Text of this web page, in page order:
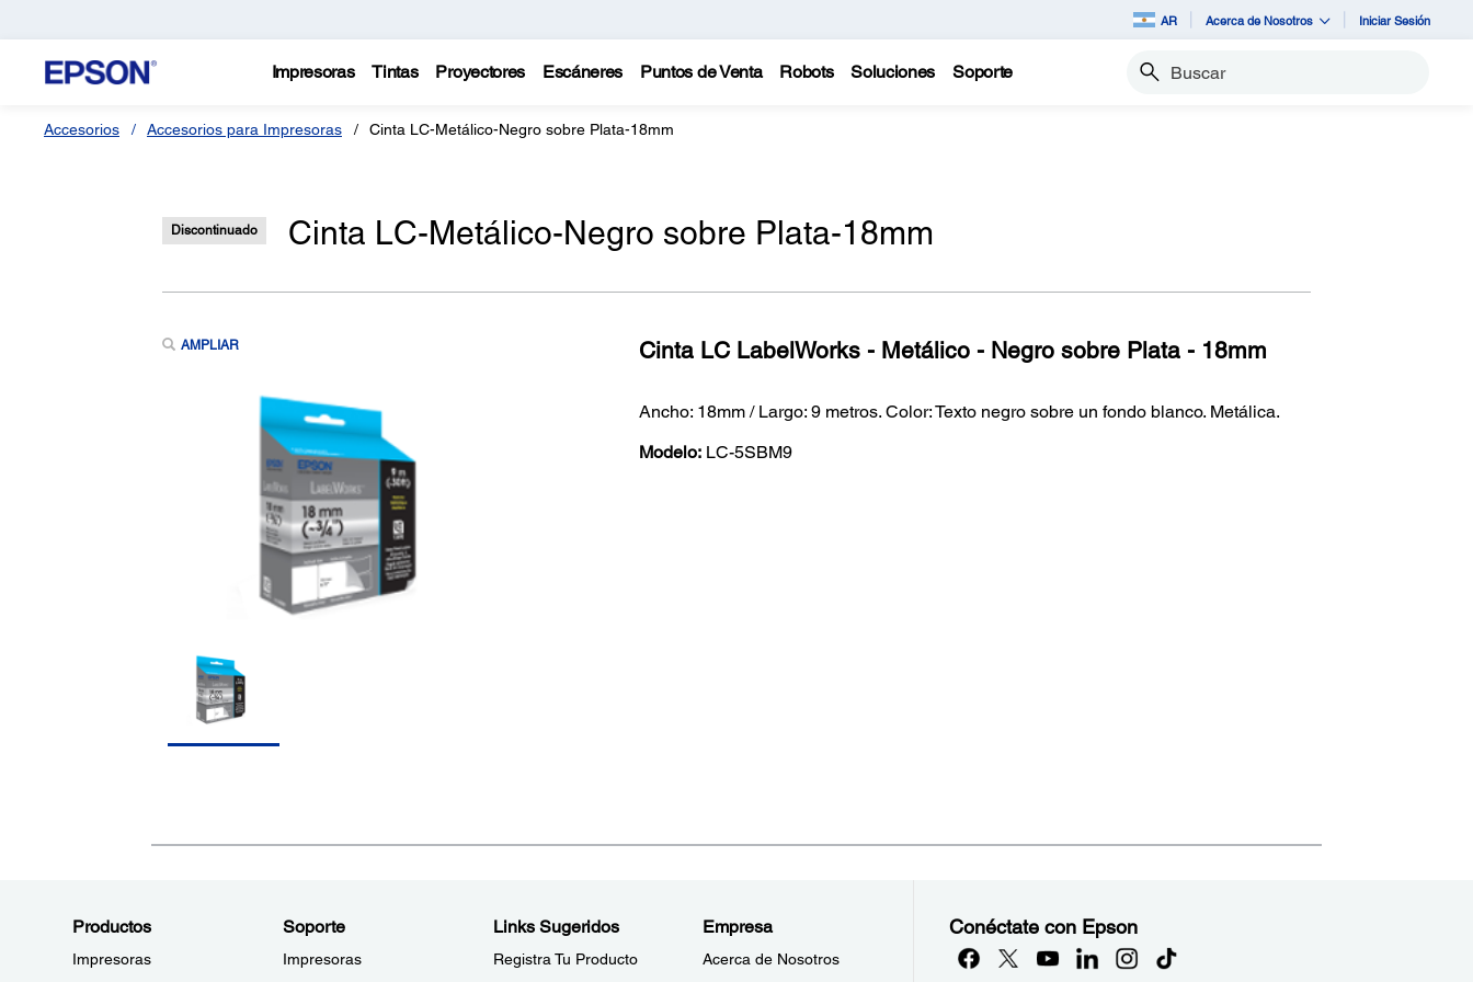
AR Acerca de Nosotros Iniciar Sesión
Impresoras Tintas Proyectores Escáneres Puntos de Venta Robots Soluciones Soporte Buscar
Accesorios Accesorios para Impresoras Cinta LC-Metálico-Negro sobre Plata-18mm
Discontinuado Cinta LC-Metálico-Negro sobre Plata-18mm
AMPLIAR Cinta LC LabelWorks - Metálico - Negro sobre Plata - 18mm
Ancho: 18mm / Largo: 9 metros. Color: Texto negro sobre un fondo blanco. Metálica.
Modelo: LC-5SBM9
Productos
Impresoras
Soporte
Impresoras
Links Sugeridos
Registra Tu Producto
Empresa
Acerca de Nosotros
Conéctate con Epson